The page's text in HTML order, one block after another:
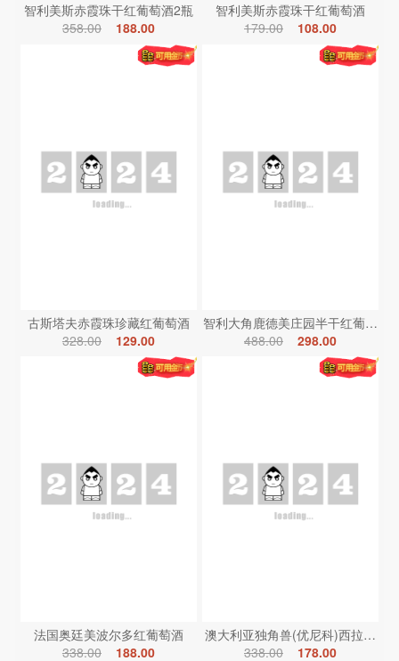
智利美斯赤霞珠干红葡萄酒2瓶
358.00
188.00
智利美斯赤霞珠干红葡萄酒
179.00
108.00
古斯塔夫赤霞珠珍藏红葡萄酒
328.00
129.00
智利大角鹿德美庄园半干红葡萄酒
488.00
298.00
法国奥廷美波尔多红葡萄酒
338.00
188.00
澳大利亚独角兽(优尼科)西拉红葡
338.00
178.00